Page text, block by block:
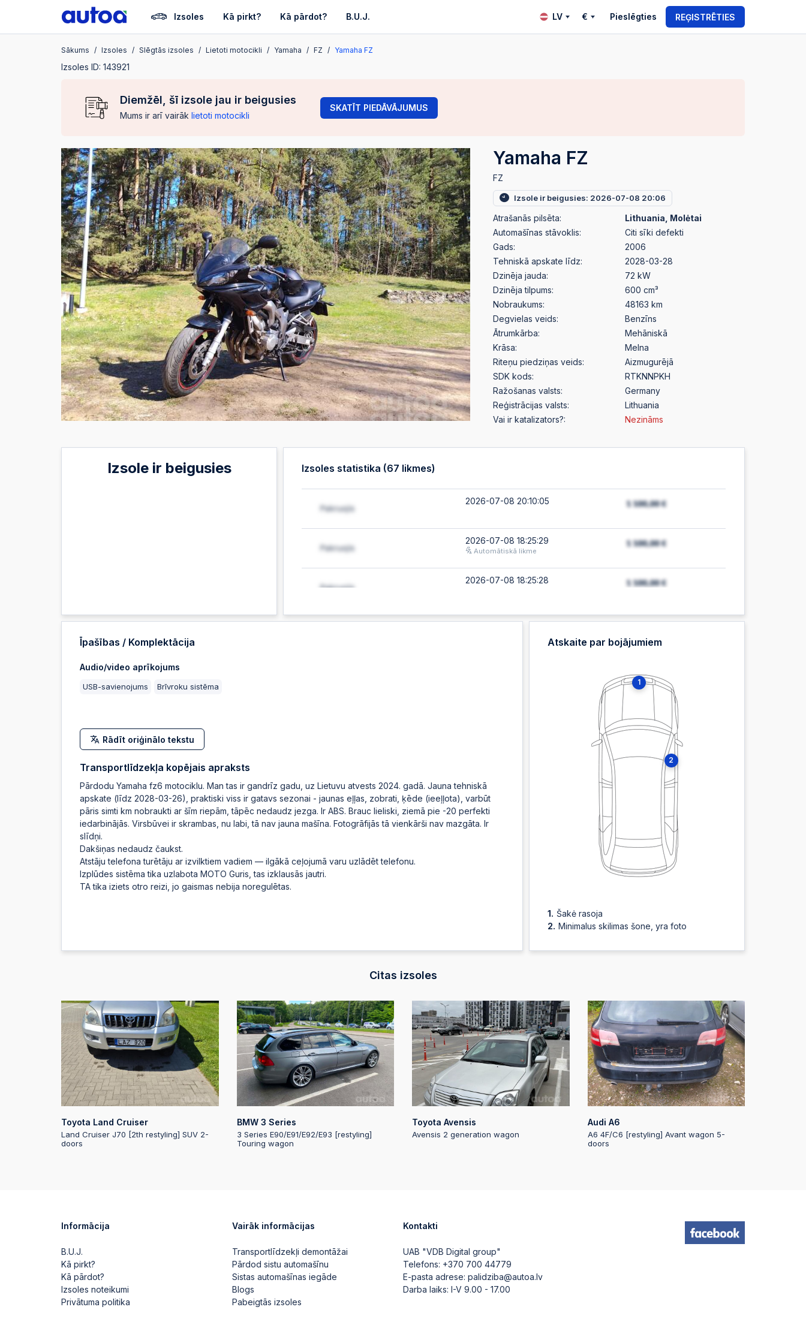
Izsoles Kā pirkt? Kā pārdot? B.U.J. LV € Pieslēgties REĢISTRĒTIES
Sākums Izsoles Slēgtās izsoles Lietoti motocikli Yamaha FZ Yamaha FZ
Izsoles ID: 143921
Diemžēl, šī izsole jau ir beigusies
Mums ir arī vairāk lietoti motocikli
SKATĪT PIEDĀVĀJUMUS
Yamaha FZ
FZ
Izsole ir beigusies: 2026-07-08 20:06
Atrašanās pilsēta:
Lithuania, Molėtai
Automašīnas stāvoklis:
Citi sīki defekti
Gads:
2006
Tehniskā apskate līdz:
2028-03-28
Dzinēja jauda:
72 kW
Dzinēja tilpums:
600 cm³
Nobraukums:
48163 km
Degvielas veids:
Benzīns
Ātrumkārba:
Mehāniskā
Krāsa:
Melna
Riteņu piedziņas veids:
Aizmugurējā
SDK kods:
RTKNNPKH
Ražošanas valsts:
Germany
Reģistrācijas valsts:
Lithuania
Vai ir katalizators?:
Nezināms
Izsole ir beigusies Izsoles statistika (67 likmes)
2026-07-08 20:10:05
2026-07-08 18:25:29
Automātiskā likme
2026-07-08 18:25:28
2026-07-08 18:25:27
Automātiskā likme
2026-07-08 18:25:25
2026-07-08 18:25:22
Automātiskā likme
2026-07-08 18:25:22
2026-07-08 18:25:21
Automātiskā likme
2026-07-08 18:25:21
2026-07-08 18:25:20
Automātiskā likme
2026-07-08 18:25:20
Īpašības / Komplektācija
Audio/video aprīkojums
USB-savienojums Brīvroku sistēma
Rādīt oriģinālo tekstu
Transportlīdzekļa kopējais apraksts
Pārdodu Yamaha fz6 motociklu. Man tas ir gandrīz gadu, uz Lietuvu atvests 2024. gadā. Jauna tehniskā
apskate (līdz 2028-03-26), praktiski viss ir gatavs sezonai - jaunas eļļas, zobrati, ķēde (ieeļļota), varbūt
pāris simti km nobraukti ar šīm riepām, tāpēc nedaudz jezga. Ir ABS. Brauc lieliski, ziemā pie -20 perfekti
iedarbinājās. Virsbūvei ir skrambas, nu labi, tā nav jauna mašīna. Fotogrāfijās tā vienkārši nav mazgāta. Ir
slīdņi.
Dakšiņas nedaudz čaukst.
Atstāju telefona turētāju ar izvilktiem vadiem — ilgākā ceļojumā varu uzlādēt telefonu.
Izplūdes sistēma tika uzlabota MOTO Guris, tas izklausās jautri.
TA tika iziets otro reizi, jo gaismas nebija noregulētas.
Atskaite par bojājumiem
1
2
Šakė rasoja
Minimalus skilimas šone, yra foto
Citas izsoles
Toyota Land Cruiser
Land Cruiser J70 [2th restyling] SUV 2-
doors
BMW 3 Series
3 Series E90/E91/E92/E93 [restyling]
Touring wagon
Toyota Avensis
Avensis 2 generation wagon
Audi A6
A6 4F/C6 [restyling] Avant wagon 5-
doors
Informācija
B.U.J.
Kā pirkt?
Kā pārdot?
Izsoles noteikumi
Privātuma politika
Vairāk informācijas
Transportlīdzekļi demontāžai
Pārdod sistu automašīnu
Sistas automašīnas iegāde
Blogs
Pabeigtās izsoles
Kontakti
UAB "VDB Digital group"
Telefons: +370 700 44779
E-pasta adrese: palidziba@autoa.lv
Darba laiks: I-V 9.00 - 17.00